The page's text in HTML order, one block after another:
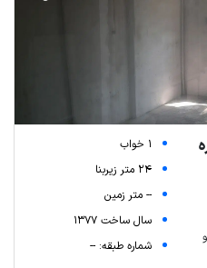
1 خواب
24 متر زیربنا
-- متر زمین
سال ساخت 1377
شماره طبقه: --